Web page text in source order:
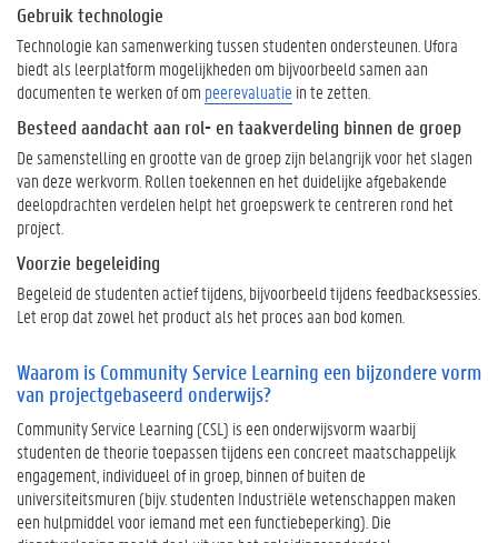
o
n
d
e
w
j
s
i
n
l
k
e
a
a
n
d
Gebruik technologie
Technologie kan samenwerking tussen studenten ondersteunen. Ufora
biedt als leerplatform mogelijkheden om bijvoorbeeld samen aan
documenten te werken of om peerevaluatie in te zetten.
Besteed aandacht aan rol- en taakverdeling binnen de groep
De samenstelling en grootte van de groep zijn belangrijk voor het slagen
van deze werkvorm. Rollen toekennen en het duidelijke afgebakende
deelopdrachten verdelen helpt het groepswerk te centreren rond het
project.
Voorzie begeleiding
Begeleid de studenten actief tijdens, bijvoorbeeld tijdens feedbacksessies.
Let erop dat zowel het product als het proces aan bod komen.
Waarom is Community Service Learning een bijzondere vorm
van projectgebaseerd onderwijs?
Community Service Learning (CSL) is een onderwijsvorm waarbij
studenten de theorie toepassen tijdens een concreet maatschappelijk
engagement, individueel of in groep, binnen of buiten de
universiteitsmuren (bijv. studenten Industriële wetenschappen maken
een hulpmiddel voor iemand met een functiebeperking). Die